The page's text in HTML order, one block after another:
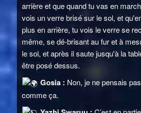
arrière et que quand tu vas en
vois un verre brisé sur le sol, et
plus en arrière, tu vois le verre se
même, se dé-brisant au fur et à
le sol, et après il saute jusqu'à la
être posé dessus.
Gosia : Non, je ne pensais
comme ça.